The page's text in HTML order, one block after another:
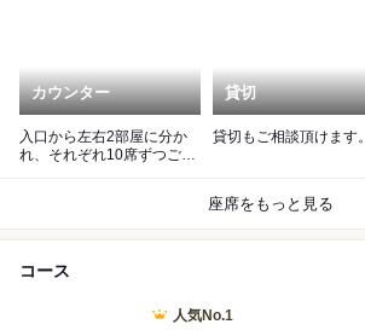
カウンター
入口から左右2部屋に分か
れ、それぞれ10席ずつご用
貸切
貸切もご相談頂けます。
座席をもっと見る
コース
人気No.1